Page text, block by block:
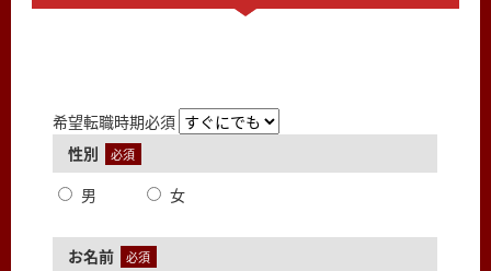
希望転職時期必須
性別
必須
男 女
お名前 必須